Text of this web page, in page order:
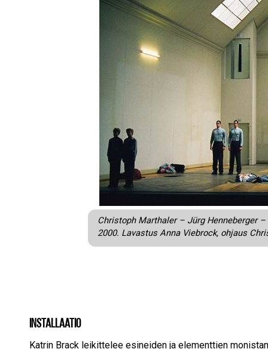
Christoph Marthaler – Jürg Henneberger
2000. Lavastus Anna Viebrock, ohjaus
Installaatio
Katrin Brack leikittelee esineiden ja elementtien